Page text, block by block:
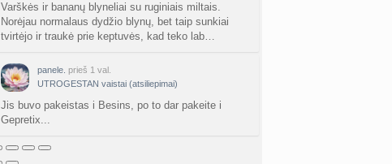
Varškės ir bananų blyneliai su ruginiais miltais.
Norėjau normalaus dydžio blynų, bet taip sunkiai
tvirtėjo ir traukė prie keptuvės, kad teko lab…
panele. prieš 1 val.
UTROGESTAN vaistai (atsiliepimai)
Jis buvo pakeistas i Besins, po to dar pakeite i
Gepretix...